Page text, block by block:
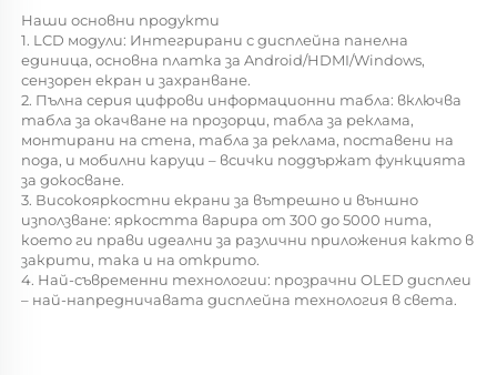
Наши основни продукти
1. LCD модули: Интегрирани с дисплейна панелна
единица, основна платка за Android/HDMI/Windows,
сензорен екран и захранване.
2. Пълна серия цифрови информационни табла: включва
табла за окачване на прозорци, табла за реклама,
монтирани на стена, табла за реклама, поставени на
пода, и мобилни каруци – всички поддържат функцията
за докосване.
3. Високояркостни екрани за вътрешно и външно
използване: яркостта варира от 300 до 5000 нита,
което ги прави идеални за различни приложения както в
закрити, така и на открито.
4. Най-съвременни технологии: прозрачни OLED дисплеи
– най-напредничавата дисплейна технология в света.